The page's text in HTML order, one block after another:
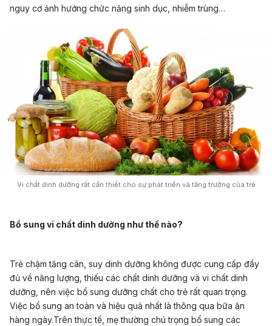
nguy cơ ảnh hưởng chức năng sinh dục, nhiễm trùng…
Vi chất dinh dưỡng rất cần thiết cho sự phát triển và tăng trưởng của trẻ
Bổ sung vi chất dinh dưỡng như thế nào?
Trẻ chậm tăng cân, suy dinh dưỡng không được cung cấp đầy
đủ về năng lượng, thiếu các chất dinh dưỡng và vi chất dinh
dưỡng, nên việc bổ sung dưỡng chất cho trẻ rất quan trọng.
Việc bổ sung an toàn và hiệu quả nhất là thông qua bữa ăn
hàng ngày.Trên thực tế, mẹ thường chú trọng bổ sung các